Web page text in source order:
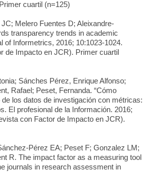
cuartil (n=125)
Melero Fuentes D; Aleixandre-
transparency trends in academic
of Informetrics, 2016; 10:1023-1024.
de Impacto en JCR). Primer cuartil
Sánches Pérez, Enrique Alfonso;
Rafael; Peset, Fernanda. “Cómo
los datos de investigación con métricas:
El profesional de la Información. 2016;
con Factor de Impacto en JCR).
Pérez EA; Peset F; Gonzalez LM;
R. The impact factor as a measuring tool
journals in research assessment in